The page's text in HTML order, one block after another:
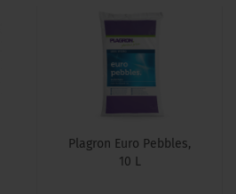
Plagron Euro Pebbles,
10 L